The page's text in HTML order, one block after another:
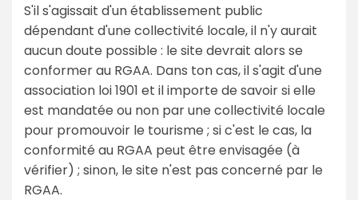
S'il s'agissait d'un établissement public
dépendant d'une collectivité locale, il n'y aurait
aucun doute possible : le site devrait alors se
conformer au RGAA. Dans ton cas, il s'agit d'une
association loi 1901 et il importe de savoir si elle
est mandatée ou non par une collectivité locale
pour promouvoir le tourisme ; si c'est le cas, la
conformité au RGAA peut être envisagée (à
vérifier) ; sinon, le site n'est pas concerné par le
RGAA.